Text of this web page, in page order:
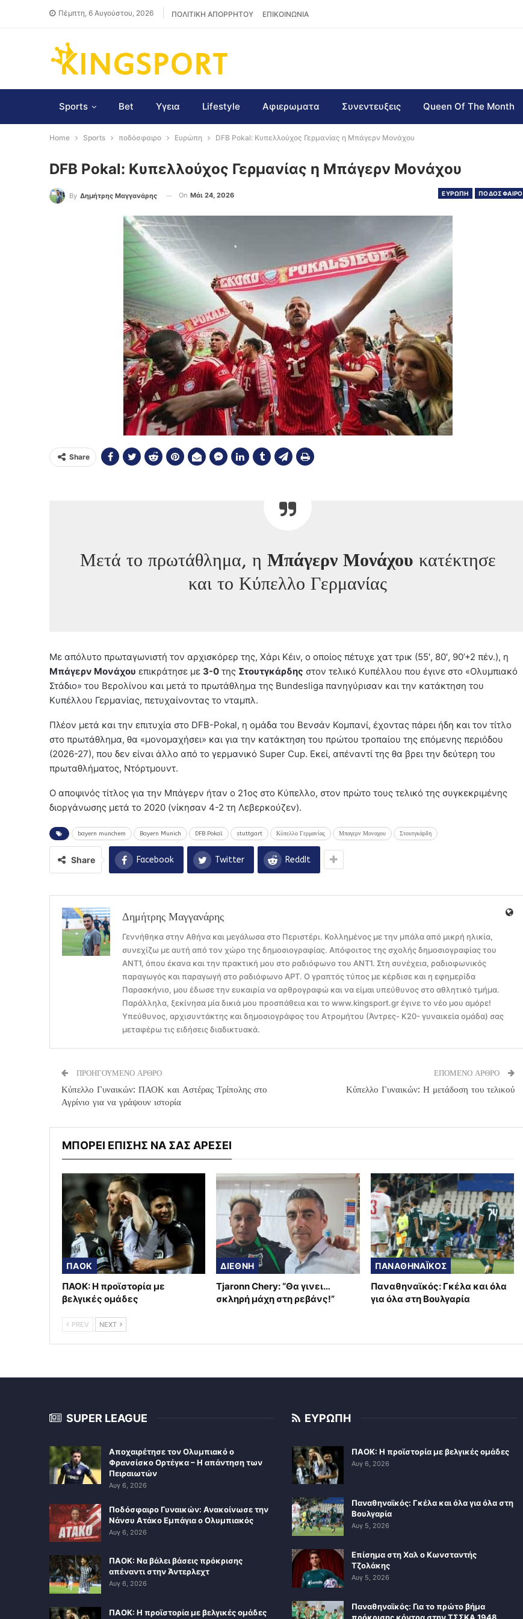
Πέμπτη, 6 Αυγούστου, 2026 ΠΟΛΙΤΙΚΗ ΑΠΟΡΡΗΤΟΥ ΕΠΙΚΟΙΝΩΝΙΑ
Sports Bet Υγεια Lifestyle Αφιερωματα Συνεντευξεις Queen Of The Month
Home Sports ποδόσφαιρο Ευρώπη DFB Pokal: Κυπελλούχος Γερμανίας η Μπάγερν Μονάχου
DFB Pokal: Κυπελλούχος Γερμανίας η Μπάγερν Μονάχου
ΕΥΡΩΠΗ ΠΟΔΟΣΦΑΙΡΟ
By Δημήτρης Μαγγανάρης On Μάι 24, 2026
Share
Μετά το πρωτάθλημα, η Μπάγερν Μονάχου κατέκτησε
και το Κύπελλο Γερμανίας
Με απόλυτο πρωταγωνιστή τον αρχισκόρερ της, Χάρι Κέιν, ο οποίος πέτυχε χατ τρικ (55′, 80′, 90’+2 πέν.), η
Μπάγερν Μονάχου επικράτησε με 3-0 της Στουτγκάρδης στον τελικό Κυπέλλου που έγινε στο «Ολυμπιακό
Στάδιο» του Βερολίνου και μετά το πρωτάθλημα της Bundesliga πανηγύρισαν και την κατάκτηση του
Κυπέλλου Γερμανίας, πετυχαίνοντας το νταμπλ.
Πλέον μετά και την επιτυχία στο DFB-Pokal, η ομάδα του Βενσάν Κομπανί, έχοντας πάρει ήδη και τον τίτλο
στο πρωτάθλημα, θα «μονομαχήσει» και για την κατάκτηση του πρώτου τροπαίου της επόμενης περιόδου
(2026-27), που δεν είναι άλλο από το γερμανικό Super Cup. Εκεί, απέναντί της θα βρει την δεύτερη του
πρωταθλήματος, Ντόρτμουντ.
Ο αποψινός τίτλος για την Μπάγερν ήταν ο 21ος στο Κύπελλο, στον πρώτο τους τελικό της συγκεκριμένης
διοργάνωσης μετά το 2020 (νίκησαν 4-2 τη Λεβερκούζεν).
bayern munchem Bayern Munich DFB Pokal stuttgart Κύπελλο Γερμανίας Μπαγερν Μοναχου Στουτγκάρδη
Share Facebook Twitter ReddIt
Δημήτρης Μαγγανάρης
Γεννήθηκα στην Αθήνα και μεγάλωσα στο Περιστέρι. Κολλημένος με την μπάλα από μικρή ηλικία,
συνεχίζω με αυτή από τον χώρο της δημοσιογραφίας. Απόφοιτος της σχολής δημοσιογραφίας του
ΑΝΤ1, όπου έκανα και την πρακτική μου στο ραδιόφωνο του ΑΝΤ1. Στη συνέχεια, ραδιοφωνικός
παραγωγός και παραγωγή στο ραδιόφωνο ΑΡΤ. Ο γραπτός τύπος με κέρδισε και η εφημερίδα
Παρασκήνιο, μου έδωσε την ευκαιρία να αρθρογραφώ και να είμαι υπεύθυνος στο αθλητικό τμήμα.
Παράλληλα, ξεκίνησα μία δικιά μου προσπάθεια και το www.kingsport.gr έγινε το νέο μου αμόρε!
Υπεύθυνος, αρχισυντάκτης και δημοσιογράφος του Ατρομήτου (Άντρες- Κ20- γυναικεία ομάδα) σας
μεταφέρω τις ειδήσεις διαδικτυακά.
ΠΡΟΗΓΟΥΜΕΝΟ ΑΡΘΡΟ
Κύπελλο Γυναικών: ΠΑΟΚ και Αστέρας Τρίπολης στο
Αγρίνιο για να γράψουν ιστορία
ΕΠΟΜΕΝΟ ΑΡΘΡΟ
Κύπελλο Γυναικών: Η μετάδοση του τελικού
ΜΠΟΡΕΙ ΕΠΙΣΗΣ ΝΑ ΣΑΣ ΑΡΕΣΕΙ
ΠΑΟΚ
ΠΑΟΚ: Η προϊστορία με
βελγικές ομάδες
ΔΙΕΘΝΗ
Tjaronn Chery: “Θα γινει…
σκληρή μάχη στη ρεβάνς!”
ΠΑΝΑΘΗΝΑΪΚΟΣ
Παναθηναϊκός: Γκέλα και όλα
για όλα στη Βουλγαρία
PREV NEXT
SUPER LEAGUE
Αποχαιρέτησε τον Ολυμπιακό ο
Φρανσίσκο Ορτέγκα – Η απάντηση των
Πειραιωτών
Αυγ 6, 2026
Ποδόσφαιρο Γυναικών: Ανακοίνωσε την
Νάνσυ Ατάκο Εμπάγια ο Ολυμπιακός
Αυγ 6, 2026
ΠΑΟΚ: Να βάλει βάσεις πρόκρισης
απέναντι στην Άντερλεχτ
Αυγ 6, 2026
ΠΑΟΚ: Η προϊστορία με βελγικές ομάδες
ΕΥΡΩΠΗ
ΠΑΟΚ: Η προϊστορία με βελγικές ομάδες
Αυγ 6, 2026
Παναθηναϊκός: Γκέλα και όλα για όλα στη
Βουλγαρία
Αυγ 5, 2026
Επίσημα στη Χαλ ο Κωνσταντής
Τζολάκης
Αυγ 5, 2026
Παναθηναϊκός: Για το πρώτο βήμα
πρόκρισης κόντρα στην ΤΣΣΚΑ 1948